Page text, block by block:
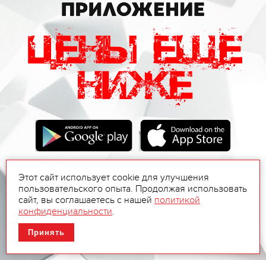
Этот сайт использует cookie для улучшения
пользовательского опыта. Продолжая использовать
сайт, вы соглашаетесь с нашей политикой
конфиденциальности.
Принять